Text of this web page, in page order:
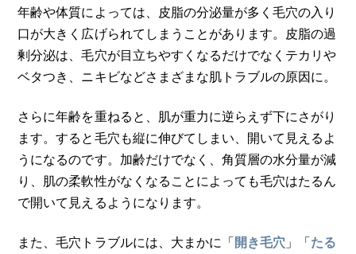
年齢や体質によっては、皮脂の分泌量が多く毛穴の入り
口が大きく広げられてしまうことがあります。皮脂の過
剰分泌は、毛穴が目立ちやすくなるだけでなくテカリや
ベタつき、ニキビなどさまざまな肌トラブルの原因に。
さらに年齢を重ねると、肌が重力に逆らえず下にさがり
ます。すると毛穴も縦に伸びてしまい、開いて見えるよ
うになるのです。加齢だけでなく、角質層の水分量が減
り、肌の柔軟性がなくなることによっても毛穴はたるん
で開いて見えるようになります。
また、毛穴トラブルには、大まかに「開き毛穴 」「たる